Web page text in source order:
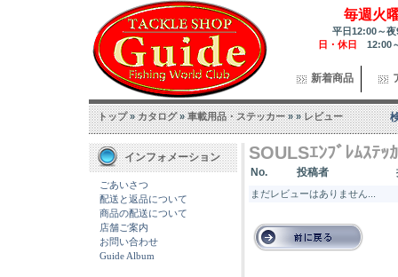
毎週火
平日12:00～
日・休日 12:00
新着商品
トップ»カタログ»車載用品・ステッカー»»レビュー
インフォメーション
ごあいさつ
配送と返品について
商品の配送について
店舗ご案内
お問い合わせ
Guide Album
SOULSｴﾝﾌﾞﾚﾑｽﾃ
No. 投稿者
まだレビューはありません...